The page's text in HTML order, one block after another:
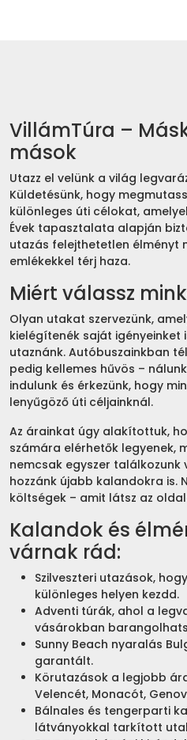
VillámTúra –
mások
Utazz el velünk a világ
Küldetésünk, hogy
különleges úti célokat,
Évek tapasztalata alapján
utazás felejthetetlen élményt
emlékekkel térj haza.
Miért válassz
Olyan utakat szervezünk,
kielégítenék saját igényeinket
utaznánk. Autóbuszainkban
pedig kellemes hűvös –
indulunk és érkezünk, hogy
lenyűgöző úti céljainknál.
Az árainkat úgy alakítottuk,
számára elérhetők legyenek,
nemcsak egyszer találkozunk
hozzánk újabb kalandokra is.
költségek – amit látsz az
Kalandok és
várnak rád:
Szilveszteri utazások,
különleges helyen kezdd.
Adventi túrák, ahol a
vásárokban
Sunny Beach nyaralás
garantált.
Körutazások a legjobb
Velencét, Monacót,
Bálnales és tengerparti
látványokkal tarkított